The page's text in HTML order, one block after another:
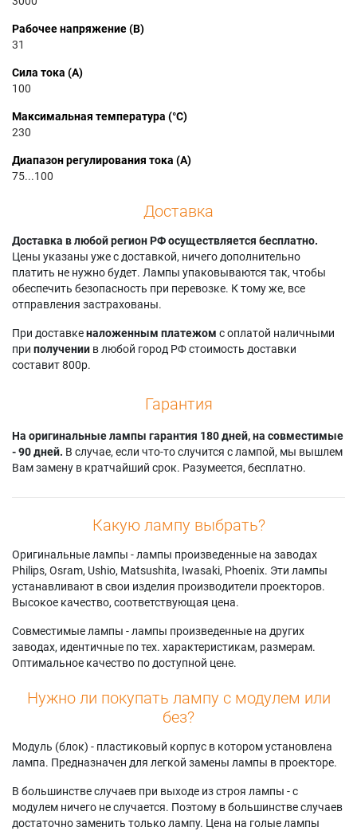
Рабочее напряжение (В)
31
Сила тока (А)
100
Максимальная температура (°C)
230
Диапазон регулирования тока (А)
75...100
Доставка
Доставка в любой регион РФ осуществляется бесплатно.
Цены указаны уже с доставкой, ничего дополнительно
платить не нужно будет. Лампы упаковываются так, чтобы
обеспечить безопасность при перевозке. К тому же, все
отправления застрахованы.
При доставкеналоженным платежом с оплатой наличными
при получении в любой город РФ стоимость доставки
составит 800р.
Гарантия
На оригинальные лампы гарантия 180 дней, на совместимые
- 90 дней. В случае, если что-то случится с лампой, мы вышлем
Вам замену в кратчайший срок. Разумеется, бесплатно.
Какую лампу выбрать?
Оригинальные лампы - лампы произведенные на заводах
Philips, Osram, Ushio, Matsushita, Iwasaki, Phoenix. Эти лампы
устанавливают в свои изделия производители проекторов.
Высокое качество, соответствующая цена.
Совместимые лампы - лампы произведенные на других
заводах, идентичные по тех. характеристикам, размерам.
Оптимальное качество по доступной цене.
Нужно ли покупать лампу с модулем или
без?
Модуль (блок) - пластиковый корпус в котором установлена
лампа. Предназначен для легкой замены лампы в проекторе.
В большинстве случаев при выходе из строя лампы - с
модулем ничего не случается. Поэтому в большинстве случаев
достаточно заменить только лампу. Цена на голые лампы